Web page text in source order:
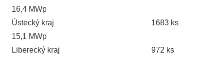
16,4 MWp
Ústecký kraj 1683 ks
15,1 MWp
Liberecký kraj 972 ks